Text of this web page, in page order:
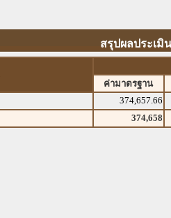
สรุปผลประเมิ
ค่ามาตรฐาน
374,657.66
374,658